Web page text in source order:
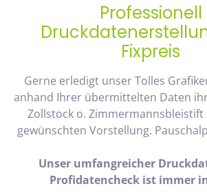
Professionell
Fixpreis
Gerne erledigt unser Tolles
anhand Ihrer übermittelten Daten
Zollstock o.
gewünschten Vorstellung.
Unser umfangreicher
Profidatencheck ist immer